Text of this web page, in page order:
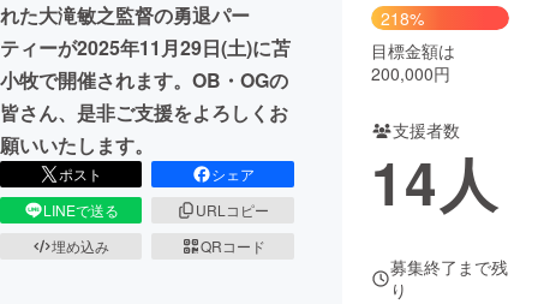
CAMPFIRE for Social Good
CAMPFIRE Creation
CAMPFIREふるさと納税machi-ya コミュニティ
れた大滝敏之監督の勇退パー
ティーが2025年11月29日(土)に苫
小牧で開催されます。OB・OGの
皆さん、是非ご支援をよろしくお
願いいたします。
ポスト
シェア
LINEで送る
URLコピー
埋め込み
QRコード
218%
目標金額は
200,000円
支援者数
14人
募集終了まで残
り